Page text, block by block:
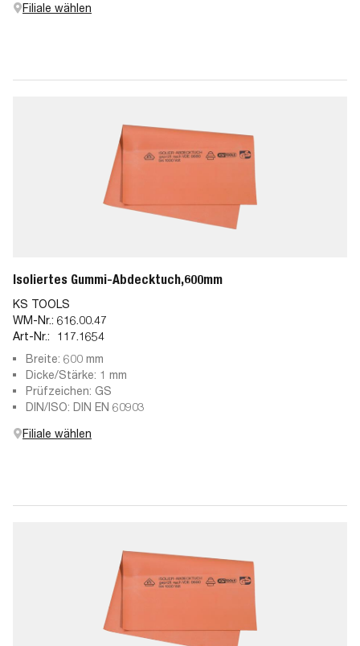
Filiale wählen
Isoliertes Gummi-Abdecktuch,600mm
KS TOOLS
WM-Nr.: 616.00.47
Art-Nr.:
117.1654
Breite: 600 mm
Dicke/Stärke: 1 mm
Prüfzeichen: GS
DIN/ISO: DIN EN 60903
Filiale wählen